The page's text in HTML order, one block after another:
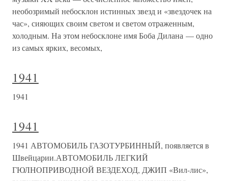
необозримый небосклон истинных звезд и «звездочек на
час», сияющих своим светом и светом отраженным,
холодным. На этом небосклоне имя Боба Дилана — одно
из самых ярких, весомых,
1941
1941
1941
1941 АВТОМОБИЛЬ ГАЗОТУРБИННЫЙ, появляется в
Швейцарии.АВТОМОБИЛЬ ЛЕГКИЙ
ГЮЛНОПРИВОДНОЙ ВЕЗДЕХОД, ДЖИП «Вил-лис»,